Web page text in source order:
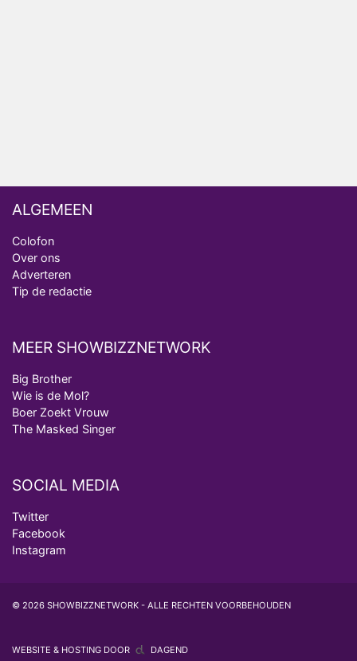
ALGEMEEN
Colofon
Over ons
Adverteren
Tip de redactie
MEER SHOWBIZZNETWORK
Big Brother
Wie is de Mol?
Boer Zoekt Vrouw
The Masked Singer
SOCIAL MEDIA
Twitter
Facebook
Instagram
© 2026 SHOWBIZZNETWORK - ALLE RECHTEN VOORBEHOUDEN
WEBSITE & HOSTING DOOR DAGEND